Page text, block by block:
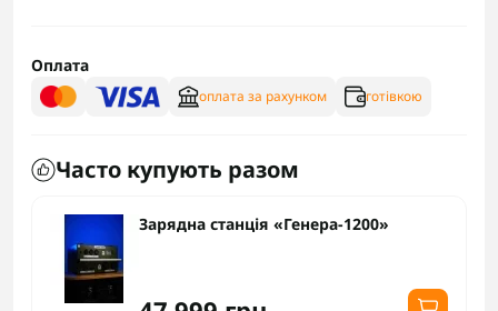
Оплата
оплата за рахунком готівкою
Часто купують разом
Зарядна станція «Генера-1200»